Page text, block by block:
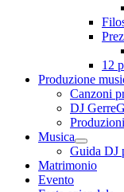
12
Produzione
Canzoni
DJ
Musica
Guida DJ
Matrimonio
Evento